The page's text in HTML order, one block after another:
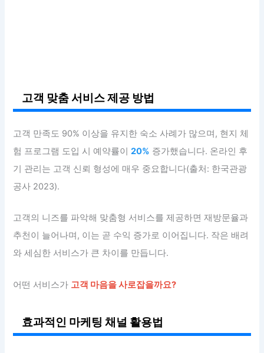
고객 맞춤 서비스 제공 방법
고객 만족도 90% 이상을 유지한 숙소 사례가 많으며, 현지 체
험 프로그램 도입 시 예약률이20% 증가했습니다. 온라인 후
기 관리는 고객 신뢰 형성에 매우 중요합니다(출처: 한국관광
공사 2023).
고객의 니즈를 파악해 맞춤형 서비스를 제공하면 재방문율과
추천이 늘어나며, 이는 곧 수익 증가로 이어집니다. 작은 배려
와 세심한 서비스가 큰 차이를 만듭니다.
어떤 서비스가 고객 마음을 사로잡을까요?
효과적인 마케팅 채널 활용법